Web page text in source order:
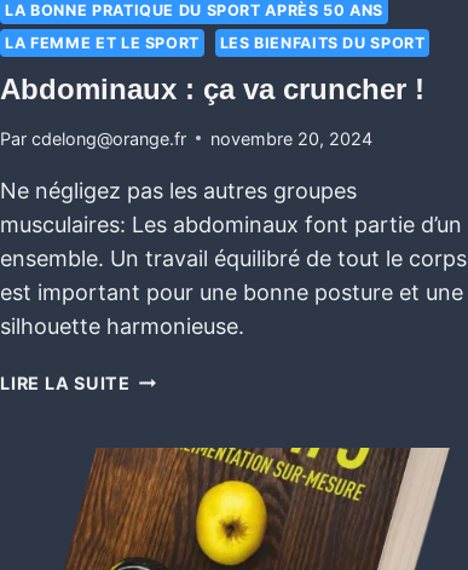
LA BONNE PRATIQUE DU SPORT APRÈS 50 ANS
LA FEMME ET LE SPORT
LES BIENFAITS DU SPORT
Abdominaux : ça va cruncher !
Par cdelong@orange.fr novembre 20, 2024
Ne négligez pas les autres groupes
musculaires: Les abdominaux font partie d’un
ensemble. Un travail équilibré de tout le corps
est important pour une bonne posture et une
silhouette harmonieuse.
LIRE LA SUITE